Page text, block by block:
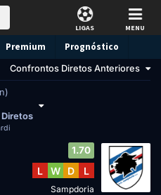
LIGAS MENU
Premium Prognóstico
Confrontos Diretos Anteriores
1.70
L W D L
Sampdoria